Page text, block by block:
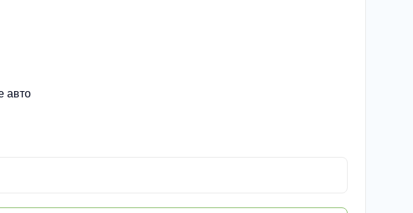
авто